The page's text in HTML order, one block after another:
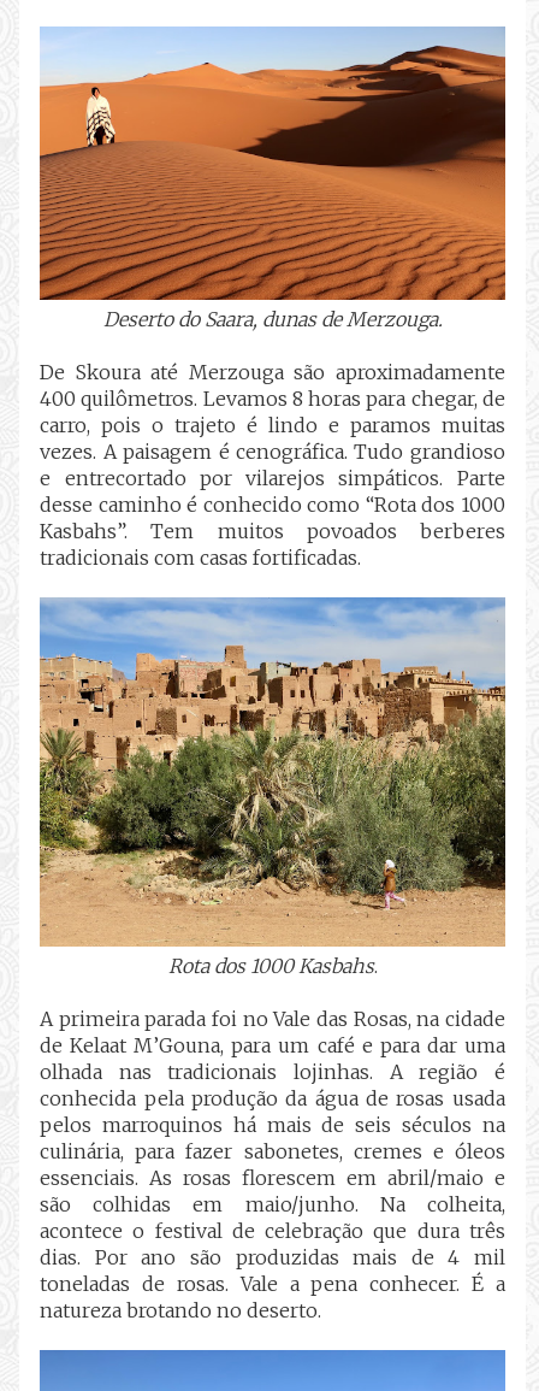
Deserto do Saara, dunas de Merzouga.
De Skoura até Merzouga são aproximadamente
400 quilômetros. Levamos 8 horas para chegar, de
carro, pois o trajeto é lindo e paramos muitas
vezes. A paisagem é cenográfica. Tudo grandioso
e entrecortado por vilarejos simpáticos. Parte
desse caminho é conhecido como “Rota dos 1000
Kasbahs”. Tem muitos povoados berberes
tradicionais com casas fortificadas.
Rota dos 1000 Kasbahs.
A primeira parada foi no Vale das Rosas, na cidade
de Kelaat M’Gouna, para um café e para dar uma
olhada nas tradicionais lojinhas. A região é
conhecida pela produção da água de rosas usada
pelos marroquinos há mais de seis séculos na
culinária, para fazer sabonetes, cremes e óleos
essenciais. As rosas florescem em abril/maio e
são colhidas em maio/junho. Na colheita,
acontece o festival de celebração que dura três
dias. Por ano são produzidas mais de 4 mil
toneladas de rosas. Vale a pena conhecer. É a
natureza brotando no deserto.